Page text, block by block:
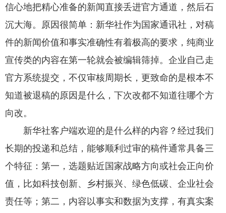
信心地把精心准备的新闻直接丢进官方通道，然后石
沉大海。原因很简单：新华社作为国家通讯社，对稿
件的新闻价值和事实准确性有着极高的要求，纯商业
宣传类的内容在第一轮就会被编辑筛掉。企业自己走
官方系统提交，不仅审核周期长，更致命的是根本不
知道被退稿的原因是什么，下次改都不知道往哪个方
向改。
新华社客户端欢迎的是什么样的内容？经过我们
长期的投递和总结，能够顺利过审的稿件通常具备三
个特征：第一，选题贴近国家战略方向或社会正向价
值，比如科技创新、乡村振兴、绿色低碳、企业社会
责任等；第二，内容以事实和数据为支撑，有真实案